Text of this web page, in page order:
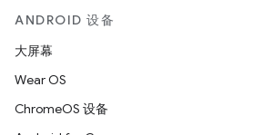
ANDROID 设备
大屏幕
Wear OS
ChromeOS 设备